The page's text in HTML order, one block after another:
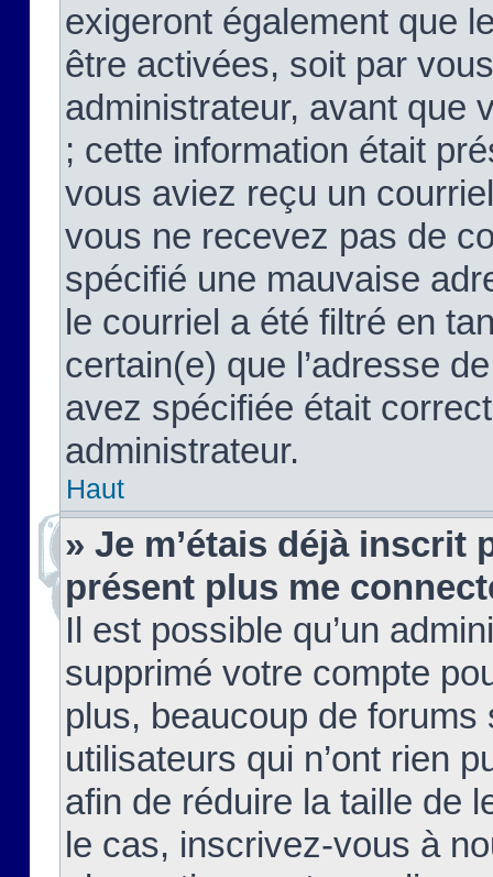
exigeront également que
être activées, soit par
administrateur, avant que
; cette information était
vous aviez reçu un
vous ne recevez pas de
spécifié une mauvaise
le courriel a été filtré en
certain(e) que l’adresse
avez spécifiée était
administrateur.
Haut
» Je m’étais déjà inscrit
présent plus me
Il est possible qu’un
supprimé votre compte
plus, beaucoup de
utilisateurs qui n’ont rien
afin de réduire la taille de
le cas, inscrivez-vous à